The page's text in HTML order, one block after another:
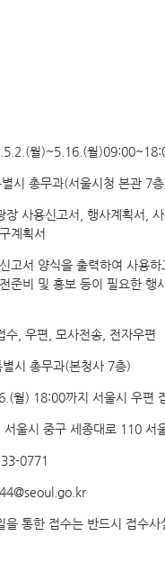
월)~5.16.(월
시 총무과(서울시청 본관 7
장 사용신고서, 행사계획서,
계획서
고서 양식을 출력하여 사용하
준비 및 홍보 등이 필요한 행
수, 우편, 모사전송, 전자우편
시 총무과(본청사 7층)
월) 18:00까지 서울시 우편
울시 중구 세종대로 110 서
0771
통한 접수는 반드시 접수사